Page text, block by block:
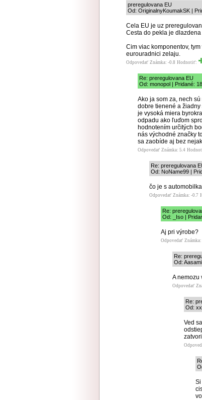
preregulovana EU
Od: OriginalnyKoumakSK |
Cela EU je uz
Cesta do pekla je
Cim viac komponentov,
eurouradnici zelaju.
Odpovedať Známka: -0.8 Hodnotiť:
Re: preregulovana EU
Od: monopol | Pridané:
Ako ja som za, nech
dobre tienené a žiadny
je vysoká miera
odpadu ako ľuďom
hodnotením určitých
nás východné značky
sa zaobíde aj bez
Odpovedať Známka: 5.4
Re: preregulovana
Od: NoName99 |
čo je s
Odpovedať Známka: -0.7
Re:
Od: _Iso |
Aj pri výrobe?
Odpovedať Známka:
Re:
Od:
A nemozu
Odpovedať
Re:
Od:
Ved
Si